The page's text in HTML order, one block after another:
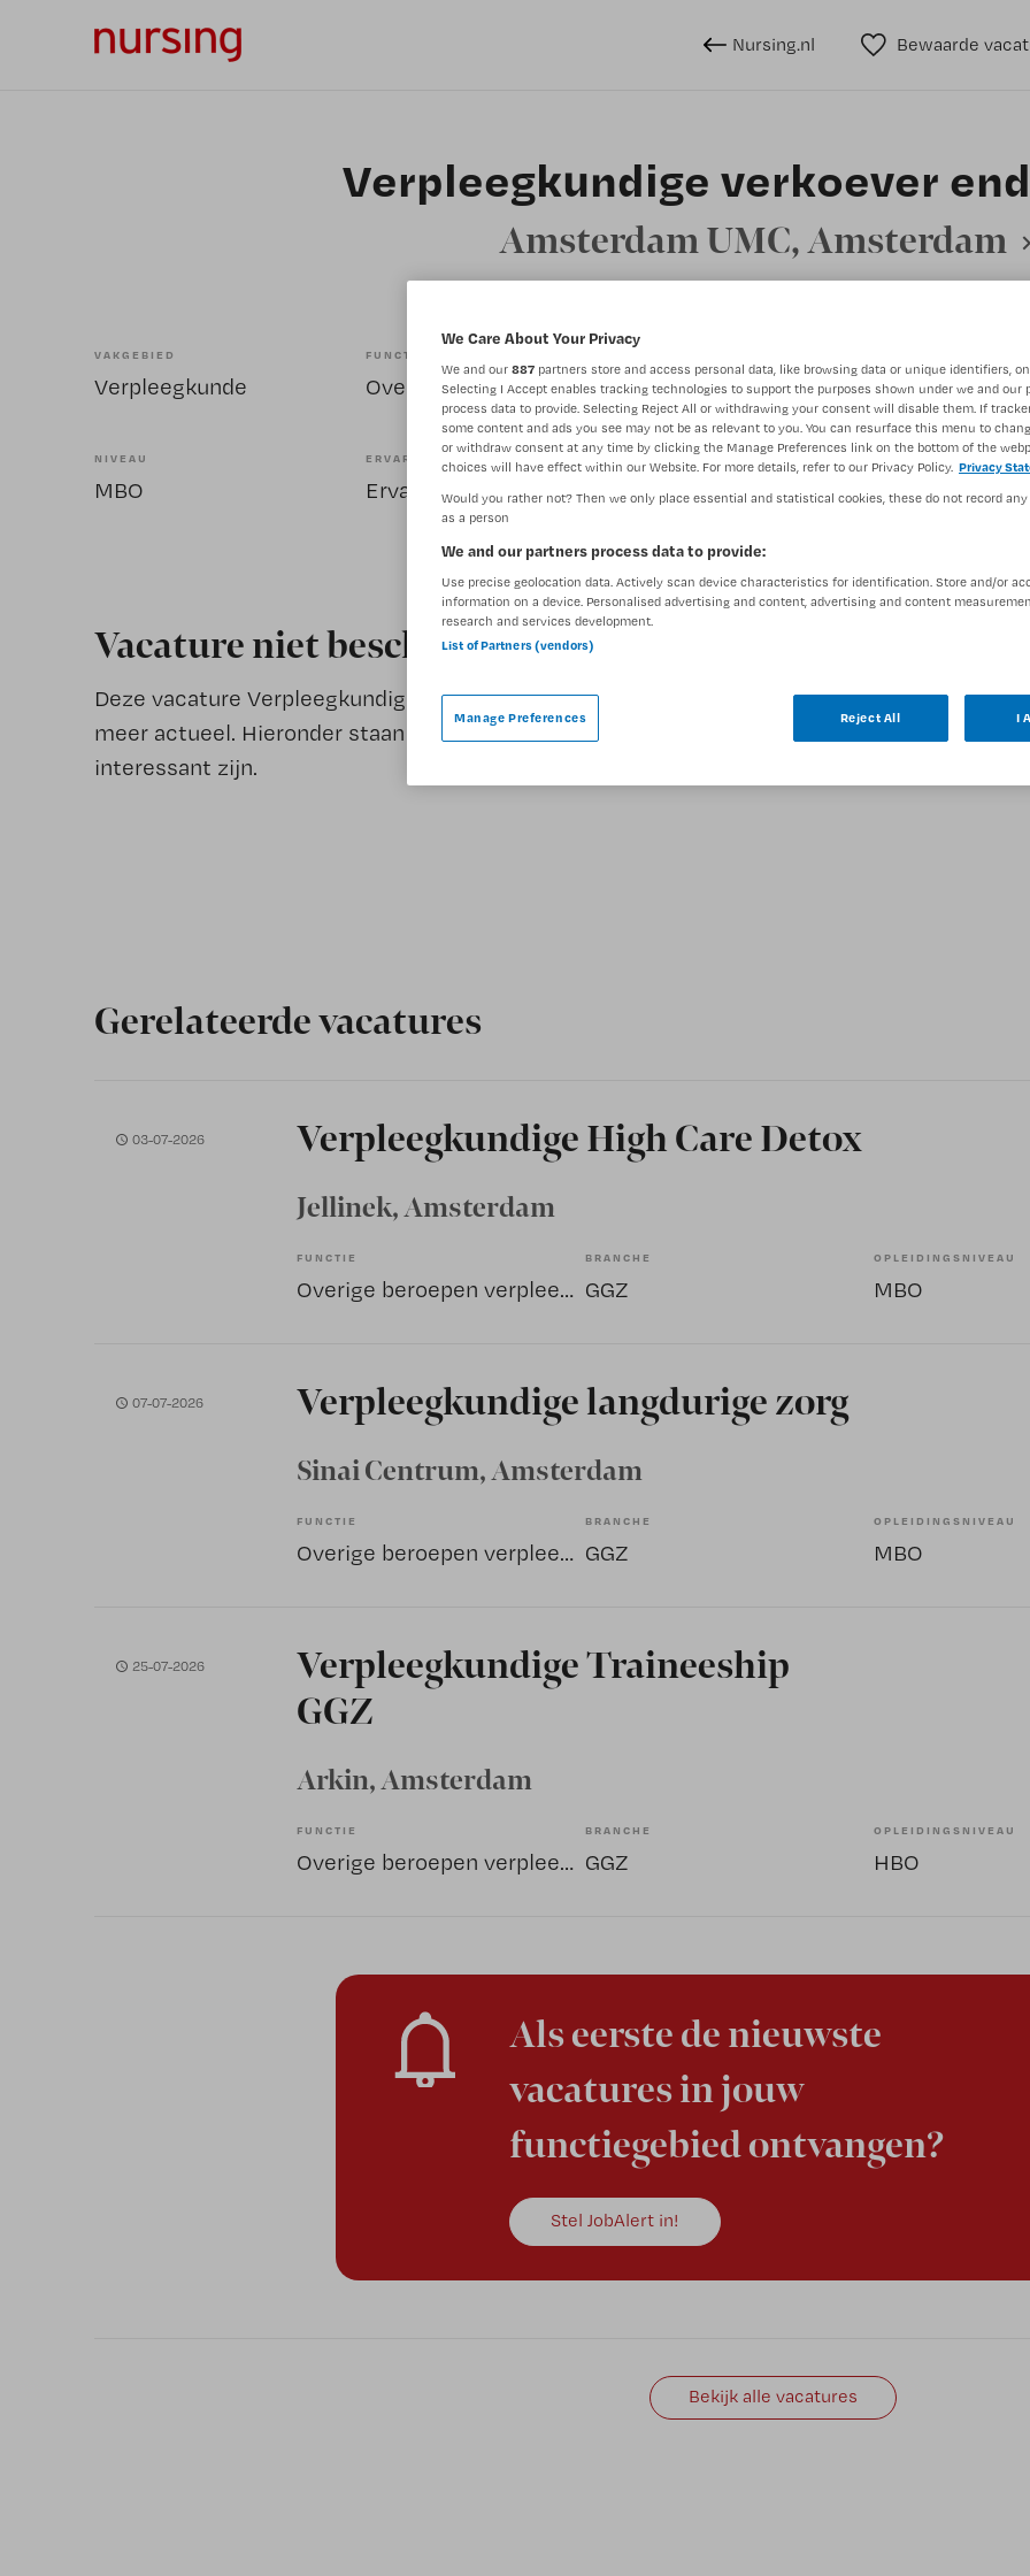
Nursing.nl Bewaarde
Verpleegkundige verkoever
Amsterdam UMC, Amsterdam
VAKGEBIED
Verpleegkunde
FUNCTIE
Overige beroepen verpleegkunde Ziekenhuis
NIVEAU
MBO
ERVARING
Ervaren
DIENSTVERBAND
Niet nader bepaald
Vacature niet beschikbaar
Deze vacature Verpleegkundige verkoever endoscopie bij Amsterdam UMC is niet
meer actueel. Hieronder staan enkele vergelijkbare vacatures die voor u wellicht
interessant zijn.
Gerelateerde vacatures
03-07-2026 Verpleegkundige High Care Detox
Jellinek, Amsterdam
FUNCTIE
Overige beroepen verpleegkunde
BRANCHE
GGZ
OPLEIDINGSNIVEAU
MBO
07-07-2026 Verpleegkundige langdurige zorg
Sinai Centrum, Amsterdam
FUNCTIE
Overige beroepen verpleegkunde
BRANCHE
GGZ
OPLEIDINGSNIVEAU
MBO
25-07-2026
Verpleegkundige Traineeship
GGZ
Arkin, Amsterdam
FUNCTIE
Overige beroepen verpleegkunde
BRANCHE
GGZ
OPLEIDINGSNIVEAU
HBO
Als eerste de nieuwste
vacatures in jouw
functiegebied ontvangen?
Stel JobAlert in!
Bekijk alle vacatures
We Care About Your Privacy
We and our 887 partners store and access personal data, like browsing data or unique identifiers,
Selecting I Accept enables tracking technologies to support the purposes shown under we and our
process data to provide. Selecting Reject All or withdrawing your consent will disable them. If
some content and ads you see may not be as relevant to you. You can resurface this menu to
or withdraw consent at any time by clicking the Manage Preferences link on the bottom of the
choices will have effect within our Website. For more details, refer to our Privacy Policy. Privacy
Would you rather not? Then we only place essential and statistical cookies, these do not record
as a person
We and our partners process data to provide:
Use precise geolocation data. Actively scan device characteristics for identification. Store and/or
information on a device. Personalised advertising and content, advertising and content
research and services development.
List of Partners (vendors)
Manage Preferences Reject All I